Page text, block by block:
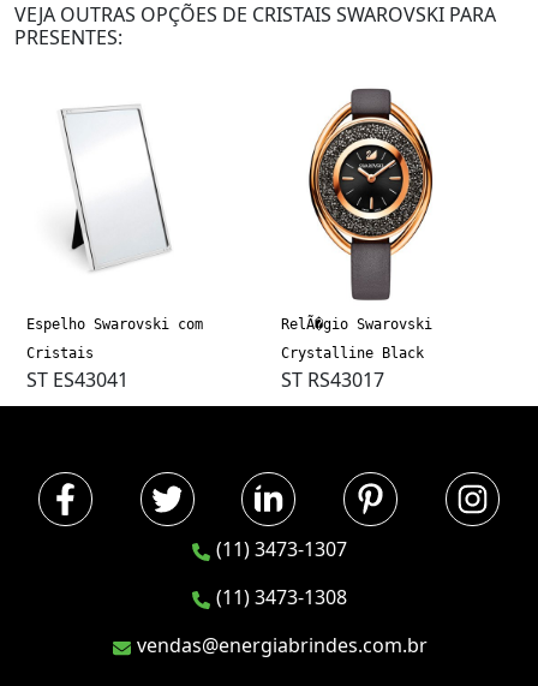
VEJA OUTRAS OPÇÕES DE CRISTAIS SWAROVSKI PARA
PRESENTES:
Espelho Swarovski com
Cristais
ST ES43041
RelÃ�gio Swarovski
Crystalline Black
ST RS43017
(11) 3473-1307
(11) 3473-1308
vendas@energiabrindes.com.br